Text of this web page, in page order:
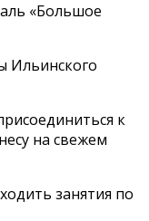
«Большое
Ильинского
к
на свежем
занятия по